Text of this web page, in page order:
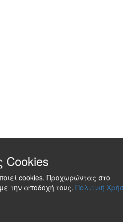
Cookies
cookies. Προχωρώντας στο
την αποδοχή τους. Πολιτική